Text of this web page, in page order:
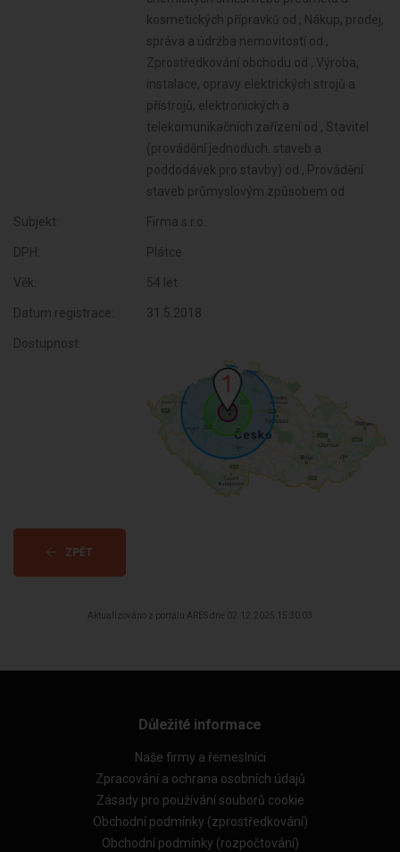
Subjekt: Firma s.r.o.
DPH: Plátce
Věk: 54 let
Datum registrace: 31.5.2018
Dostupnost:
ZPĚT
Aktualizováno z portálu ARES dne 02.12.2025 15:30:03
Důležité informace
Naše firmy a řemeslníci
Zpracování a ochrana osobních údajů
Zásady pro používání souborů cookie
Obchodní podmínky (zprostředkování)
Obchodní podmínky (rozpočtování)